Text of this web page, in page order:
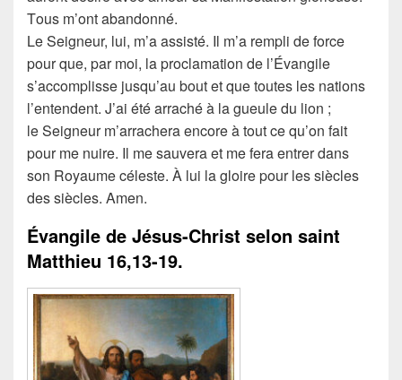
Τous m’ont abandonné.
Le Seigneur, lui, m’a assisté. Il m’a rempli de force
pour que, par moi, la proclamation de l’Évangile
s’accomplisse jusqu’au bout et que toutes les nations
l’entendent. J’ai été arraché à la gueule du lion ;
le Seigneur m’arrachera encore à tout ce qu’on fait
pour me nuire. Il me sauvera et me fera entrer dans
son Royaume céleste. À lui la gloire pour les siècles
des siècles. Amen.
Évangile de Jésus-Christ selon saint
Matthieu 16,13-19.